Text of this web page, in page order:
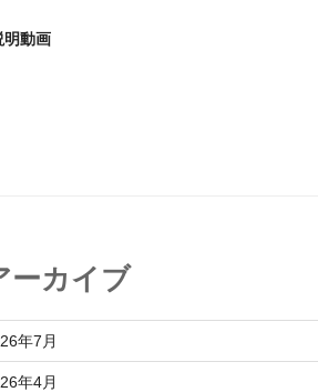
明動画
ーカイブ
年7月
年4月